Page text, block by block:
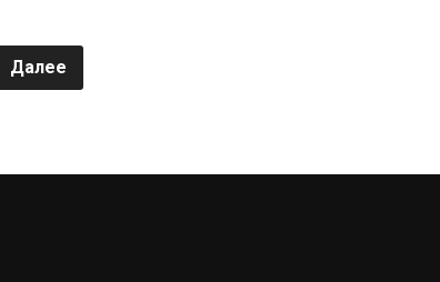
Далее